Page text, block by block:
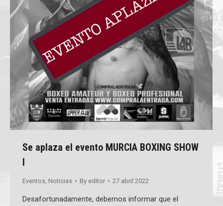
Se aplaza el evento MURCIA BOXING SHOW
I
Eventos, Noticias By editor 27 abril 2022
Desafortunadamente, debemos informar que el